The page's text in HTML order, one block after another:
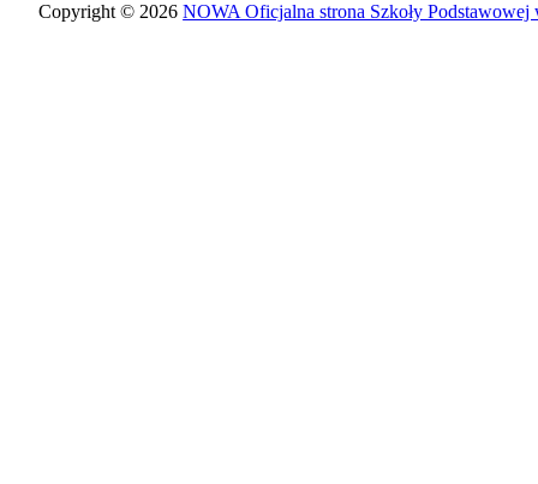
Copyright © 2026NOWA Oficjalna strona Szkoły